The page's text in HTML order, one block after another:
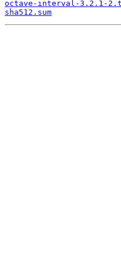
octave-interval-3.2.1-
sha512.sum